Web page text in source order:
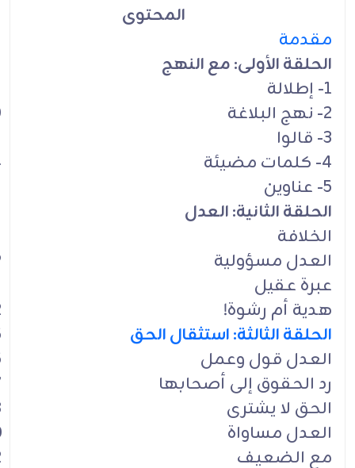
المحتوى
مقدمة
الحلقة الأولى: مع النهج
1- إطلالة
2- نهج البلاغة
3- قالوا
4- كلمات مضيئة
5- عناوين
الحلقة الثانية: العدل
الخلافة
العدل مسؤولية
عبرة عقيل
هدية أم رشوة!
الحلقة الثالثة: استثقال الحق
العدل قول وعمل
رد الحقوق إلى أصحابها
الحق لا يشترى
العدل مساواة
مع الضعيف